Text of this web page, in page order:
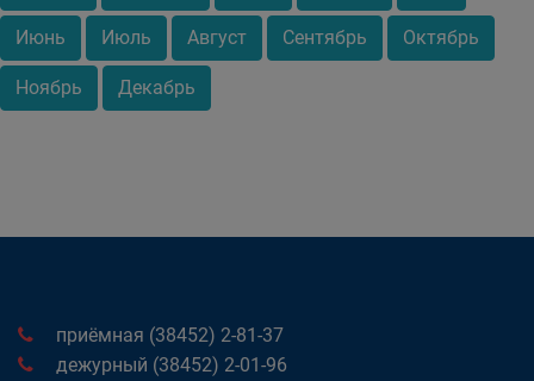
Июнь Июль Август Сентябрь Октябрь
Ноябрь Декабрь
приёмная (38452) 2-81-37
дежурный (38452) 2-01-96